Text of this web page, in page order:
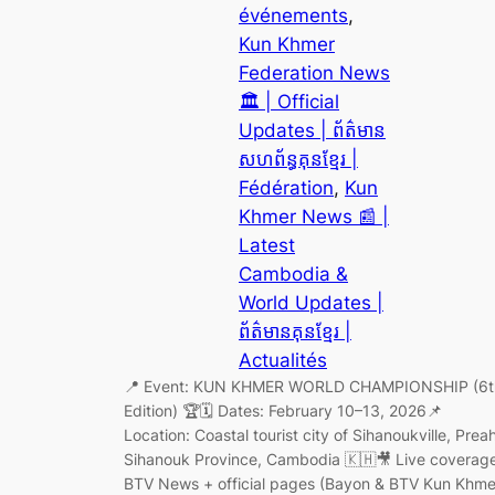
événements
Kun Khmer
Federation News
🏛️ | Official
Updates | ព័ត៌មាន
សហព័ន្ធគុនខ្មែរ |
Fédération, Kun
Khmer News 📰 |
Latest
Cambodia &
World Updates |
ព័ត៌មានគុនខ្មែរ |
Actualités
📍 Event: KUN KHMER WORLD CHAMPIONSHIP
Edition) 🏆🗓 Dates: February 10–13, 2026📌
Location: Coastal tourist city of Sihanoukville,
Sihanouk Province, Cambodia 🇰🇭🎥 Live
BTV News + official pages (Bayon & BTV Kun